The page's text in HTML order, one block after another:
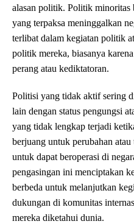
alasan politik. Politik minoritas
yang terpaksa meninggalkan
terlibat dalam kegiatan politik
politik mereka, biasanya
perang atau kediktatoran.
Politisi yang tidak aktif sering
lain dengan status pengungsi
yang tidak lengkap terjadi
berjuang untuk perubahan
untuk dapat beroperasi di
pengasingan ini menciptakan
berbeda untuk melanjutkan
dukungan di komunitas
mereka diketahui dunia.